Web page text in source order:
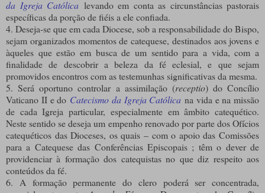
da Igreja Católica levando em conta as circunstâncias pastorais
específicas da porção de fiéis a ele confiada.
4. Deseja-se que em cada Diocese, sob a responsabilidade do Bispo,
sejam organizados momentos de catequese, destinados aos jovens e
àqueles que estão em busca de um sentido para a vida, com a
finalidade de descobrir a beleza da fé eclesial, e que sejam
promovidos encontros com as testemunhas significativas da mesma.
5. Será oportuno controlar a assimilação (receptio) do Concílio
Vaticano II e do Catecismo da Igreja Católica na vida e na missão
de cada Igreja particular, especialmente em âmbito catequético.
Neste sentido se deseja um empenho renovado por parte dos Ofícios
catequéticos das Dioceses, os quais – com o apoio das Comissões
para a Catequese das Conferências Episcopais ; têm o dever de
providenciar à formação dos catequistas no que diz respeito aos
conteúdos da fé.
6. A formação permanente do clero poderá ser concentrada,